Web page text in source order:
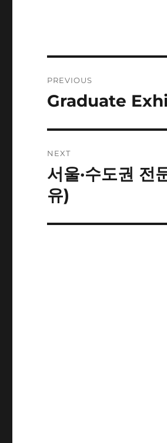
navigation
PREVIOUS
Previous
Graduate
NEXT
Next
post:
서울·수도권 전
유)